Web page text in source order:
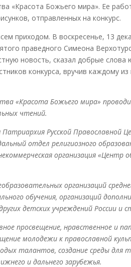
«Красота Божьего мира». Ее
отправленных на конкурс.
приходом. В воскресенье, 13
праведного Симеона
новость, сказал добрые слова
конкурса, вручив каждому из
«Красота Божьего мира»
чтений.
Русской Православной
отдел религиозного
организация «Центр
организаций
обучения, организаций
детских учреждений России и
просвещение, нравственное и
молодежи к православной
талантов, создание среды для
и дальнего зарубежья.